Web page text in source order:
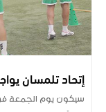
إتحاد تلمسان
سيكون يوم الجمعة